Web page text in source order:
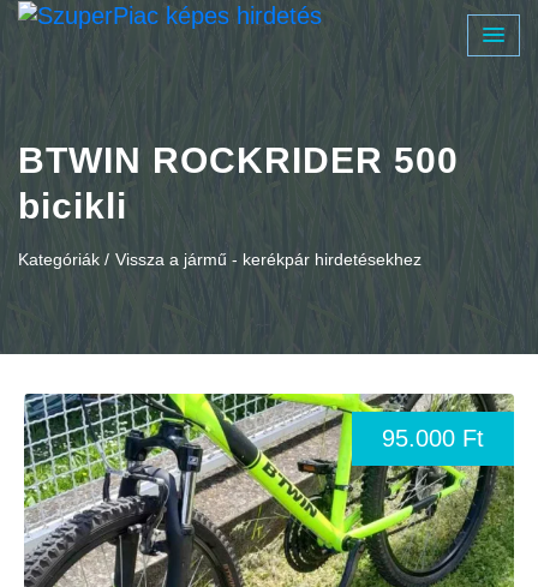
BTWIN ROCKRIDER 500
bicikli
Kategóriák / Vissza a jármű - kerékpár hirdetésekhez
95.000 Ft